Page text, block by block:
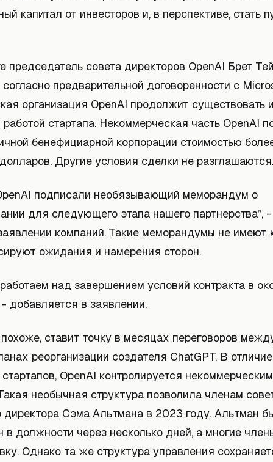
капитал от инвесторов и, в перспективе, стать
председатель совета директоров OpenAI Брет
предварительной договоренности с
организация OpenAI продолжит существовать
работой стартапа. Некоммерческая часть OpenAI
бенефициарной корпорации стоимостью
Другие условия сделки не разглашаются.
подписали необязывающий меморандум о
для следующего этапа нашего партнерства”, -
компаний. Такие меморандумы не имеют
ожидания и намерения сторон.
над завершением условий контракта в
- добавляется в заявлении.
ставит точку в месяцах переговоров
реорганизации создателя ChatGPT. В
OpenAI контролируется
необычная структура позволила членам
директора Сэма Альтмана в 2023 году. Альтман
в должности через несколько дней, а многие
Однако та же структура управления